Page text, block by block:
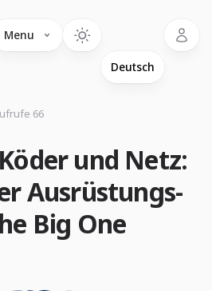
Menu
und Netz:
Ausrüstungs-
Big One
66